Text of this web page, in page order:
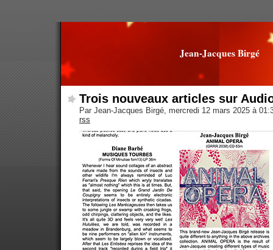
Jean-Jacques Birgé
Trois nouveaux articles sur
Par Jean-Jacques Birgé, mercredi 12 mars 2025 à
rss